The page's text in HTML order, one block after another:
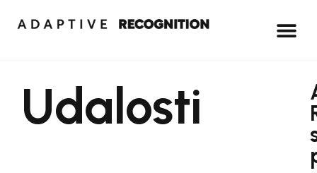
Udalosti